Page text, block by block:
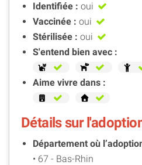
Identifiée : oui
Vaccinée : oui
Stérilisée : oui
S'entend bien avec :
Aime vivre dans :
Détails sur
Département où
• 67 - Bas-Rhin